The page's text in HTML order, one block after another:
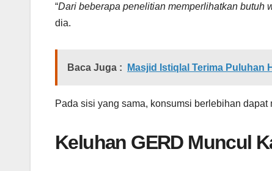
“Dari beberapa penelitian memperlihatkan butuh
dia.
Baca Juga : Masjid Istiqlal Terima Puluhan
Pada sisi yang sama, konsumsi berlebihan
Keluhan GERD Muncul